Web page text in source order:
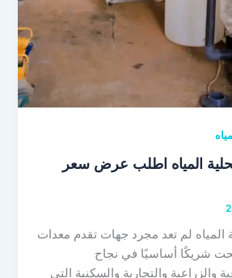
المياه اطلب عرض سعر
لم تعد مجرد جهات تقدم معدات
شريكًا أساسيًا في نجاح
والزراعية والتجارية والسكنية التي